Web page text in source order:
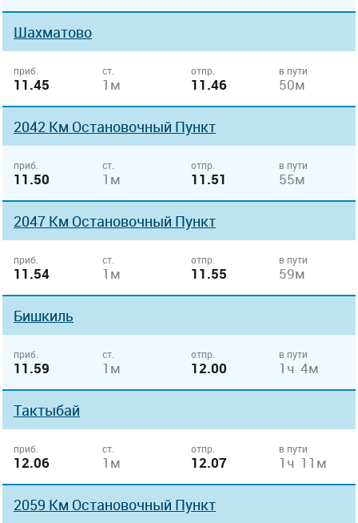
Шахматово
приб.
11.45
ст.
1м
отпр.
11.46
в пути
50м
2042 Км Остановочный Пункт
приб.
11.50
ст.
1м
отпр.
11.51
в пути
55м
2047 Км Остановочный Пункт
приб.
11.54
ст.
1м
отпр.
11.55
в пути
59м
Бишкиль
приб.
11.59
ст.
1м
отпр.
12.00
в пути
1ч 4м
Тактыбай
приб.
12.06
ст.
1м
отпр.
12.07
в пути
1ч 11м
2059 Км Остановочный Пункт